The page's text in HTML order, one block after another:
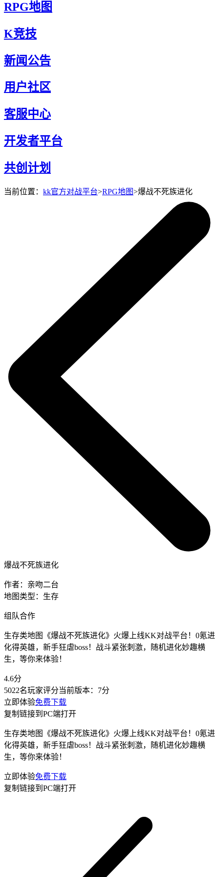
RPG地图
K竞技
新闻公告
用户社区
客服中心
开发者平台
共创计划
当前位置： kk官方对战平台>RPG地图>爆战不死族进化
爆战不死族进化
作者： 亲吻二台
地图类型： 生存
组队合作
生存类地图《爆战不死族进化》火爆上线KK对战平台！0氪进
化得英雄，新手狂虐boss！战斗紧张刺激，随机进化妙趣横
生，等你来体验！
4.6分
5022名玩家评分当前版本： 7分
立即体验免费下载
复制链接到PC端打开
生存类地图《爆战不死族进化》火爆上线KK对战平台！0氪进
化得英雄，新手狂虐boss！战斗紧张刺激，随机进化妙趣横
生，等你来体验！
立即体验免费下载
复制链接到PC端打开